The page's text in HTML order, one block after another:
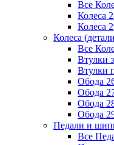
Все
Колеса
Колеса
Колеса
Все
Втулки
Втулки
Обода
Обода
Обода
Обода
Педали и
Все